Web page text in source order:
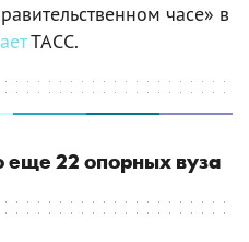
часе» в
ТАСС.
22 опорных вуза